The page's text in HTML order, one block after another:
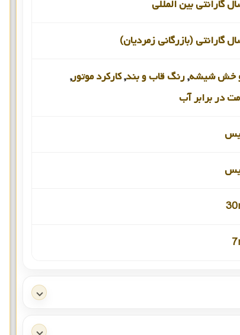
گارانتی بین المللی
گارانتی (بازرگانی زمردیان)
خش شیشه,رنگ قاب و بند,کارکرد موتور,
در برابر آب